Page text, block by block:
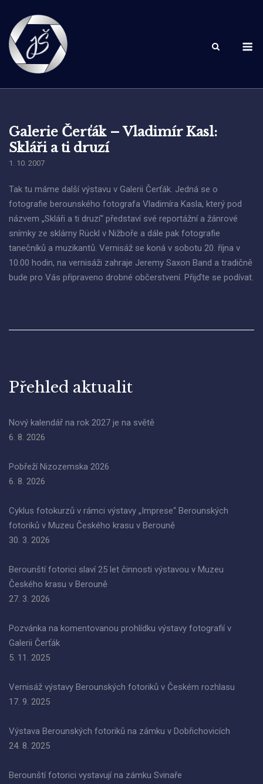
content
Galerie Čerťák – Vladimír Kasl:
Skláři a ti druzí
1. 10. 2007
Tak tu máme další výstavu v Galerii Čerťák. Jedná se o
fotografie berounského fotografa Vladimíra Kasla, který pod
názvem „Skláři a ti druzí“ představí své reportážní a žánrové
snímky ze sklárny Rückl v Nižboře a dále pak fotografie
tanečníků a muzikantů. Vernisáž se koná v sobotu 20. října v
10.00 hodin, na vernisáži zahraje Jeremy Saxon Band a tradičně
bude pro Vás připraveno drobné občerstvení. Přijďte se podívat.
Přehled aktualit
Nový kalendář na rok 2027 je na světě
6. 8. 2026
Pobřeží Nizozemska 2026
6. 8. 2026
Cyklus fotokurzů v rámci výstavy „Imprese“ Berounských
fotoriků v Muzeu Českého krasu v Berouně
30. 3. 2026
Berounští fotorici slaví 25 let činnosti výstavou v Muzeu
Českého krasu v Berouně
27. 3. 2026
Pozvánka na komentovanou prohlídku výstavy fotografií v
Galerii Čerťák
5. 11. 2025
Vernisáž výstavy Berounských fotoriků v Českém rozhlasu
17. 9. 2025
Výstava Berounských fotoriků na zámku v Dobřichovicích
24. 8. 2025
Berounští fotorici vystavují na zámku Svinaře